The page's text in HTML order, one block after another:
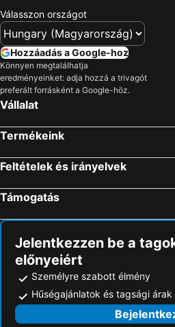
Válasszon országot
Hozzáadás a Google-hoz
Könnyen megtalálhatja
eredményeinket: adja hozzá a trivagót
preferált forrásként a Google-höz.
Vállalat
Termékeink
Feltételek és irányelvek
Támogatás
Jelentkezzen be a
előnyeiért
Személyre szabott élmény
Hűségajánlatok és tagsági árak